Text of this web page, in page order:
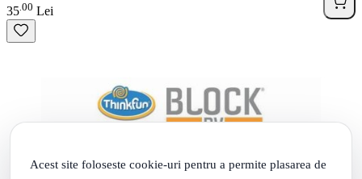
Acest site foloseste cookie-uri pentru a permite plasarea de
35 00 Lei